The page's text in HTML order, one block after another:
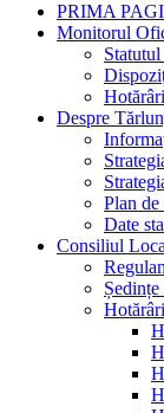
PRIMA
Monitorul
Despre
Plan
Date
Consiliul